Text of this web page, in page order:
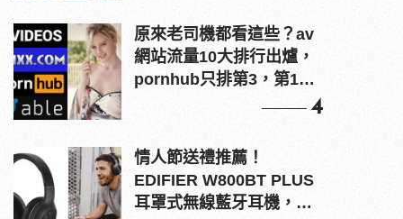
原來老司機都看這些？av
網站流量10大排行出爐，
pornhub只排第3，第1名
4
情人節送禮推薦！
EDIFIER W800BT PLUS
耳罩式無線藍牙耳機，在